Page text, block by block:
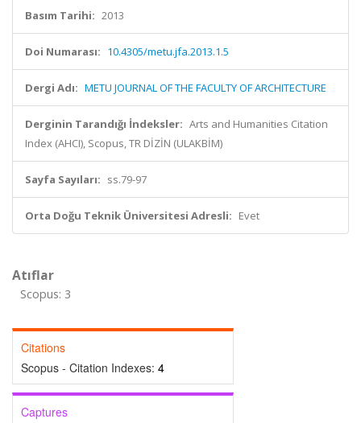
Basım Tarihi: 2013
Doi Numarası: 10.4305/metu.jfa.2013.1.5
Dergi Adı: METU JOURNAL OF THE FACULTY OF ARCHITECTURE
Derginin Tarandığı İndeksler: Arts and Humanities Citation
Index (AHCI), Scopus, TR DİZİN (ULAKBİM)
Sayfa Sayıları: ss.79-97
Orta Doğu Teknik Üniversitesi Adresli: Evet
Atıflar
Scopus: 3
Citations
Scopus - Citation Indexes: 4
Captures